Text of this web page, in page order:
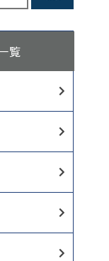
覧